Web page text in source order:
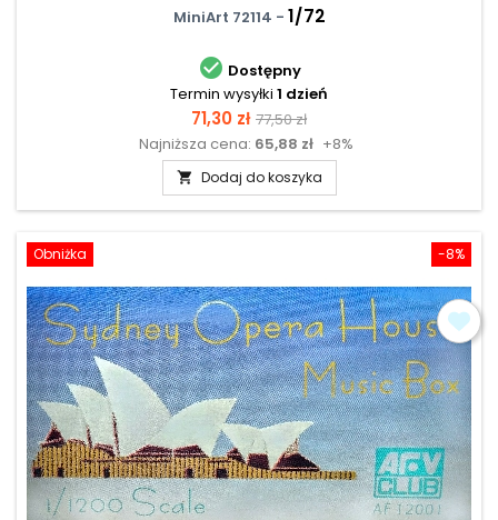
MiniArt 72114 - 1/72
 Dostępny
Termin wysyłki 1 dzień
Cena
71,30 zł Cena
podstawowa
77,50 zł
Najniższa cena: 65,88 zł +8%
 Dodaj do koszyka
-8%
Obniżka